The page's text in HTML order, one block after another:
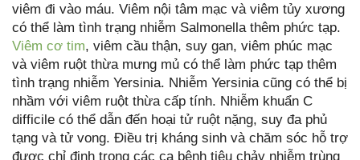
viêm đi vào máu. Viêm nội tâm mạc và viêm tủy xương
có thể làm tình trạng nhiễm Salmonella thêm phức tạp.
Viêm cơ tim, viêm cầu thận, suy gan, viêm phúc mạc
và viêm ruột thừa mưng mủ có thể làm phức tạp thêm
tình trạng nhiễm Yersinia. Nhiễm Yersinia cũng có thể bị
nhầm với viêm ruột thừa cấp tính. Nhiễm khuẩn C
difficile có thể dẫn đến hoại tử ruột nặng, suy đa phủ
tạng và tử vong. Điều trị kháng sinh và chăm sóc hỗ trợ
được chỉ định trong các ca bệnh tiêu chảy nhiễm trùng